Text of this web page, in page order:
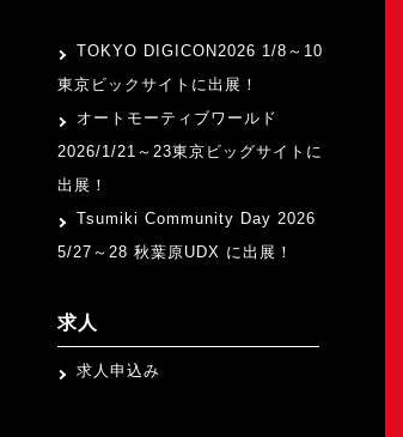
TOKYO DIGICON2026 1/8～10
東京ビックサイトに出展！
オートモーティブワールド
2026/1/21～23東京ビッグサイトに
出展！
Tsumiki Community Day 2026
5/27～28 秋葉原UDX に出展！
求人
求人申込み